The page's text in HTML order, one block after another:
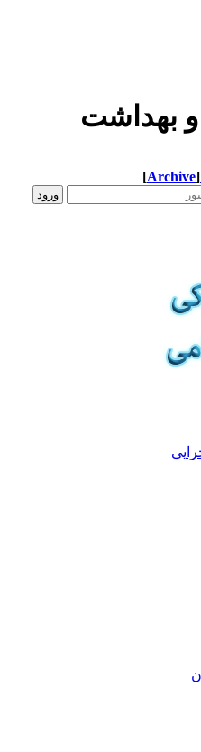
بهداشت
[